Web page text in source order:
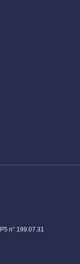
n° 199.07.31